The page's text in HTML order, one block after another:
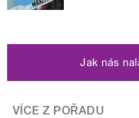
Jak nás
VÍCE Z POŘADU